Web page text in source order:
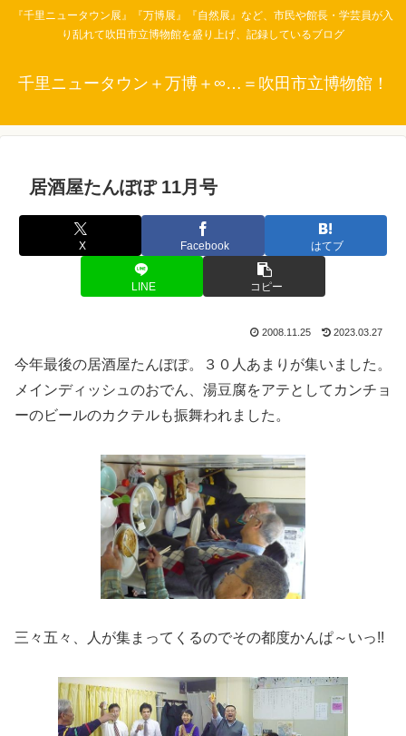
『千里ニュータウン展』『万博展』『自然展』など、市民や館長・学芸員が入
り乱れて吹田市立博物館を盛り上げ、記録しているブログ
千里ニュータウン＋万博＋∞…＝吹田市立博物館！
居酒屋たんぽぽ 11月号
X Facebook はてブ
LINE コピー
2008.11.25 2023.03.27
今年最後の居酒屋たんぽぽ。３０人あまりが集いました。
メインディッシュのおでん、湯豆腐をアテとしてカンチョ
ーのビールのカクテルも振舞われました。
三々五々、人が集まってくるのでその都度かんぱ～いっ!!